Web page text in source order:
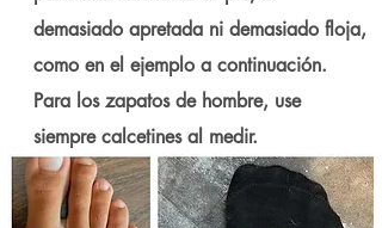
demasiado apretada ni demasiado floja,
como en el ejemplo a continuación.
Para los zapatos de hombre, use
siempre calcetines al medir.